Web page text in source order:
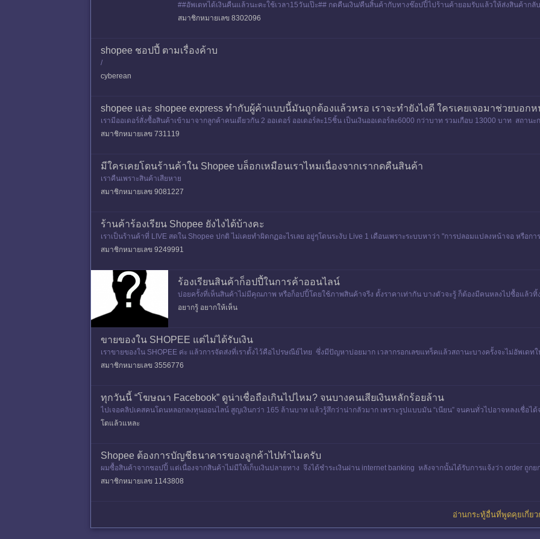
##อัพเดทได้เงินคืนแล้วนะคะใช้เวลา15วันเป๊ะ## กดคืนเงิน/คืนสิ้นค้ากับทางช๊อปปี้ไปร้านค้ายอมรับแล้วให้ส่งสินค้าก
อพิพาทว่ายังไม่ได้รับสินค้าคืน ใ
สมาชิกหมายเลข 8302096
shopee ชอปปี้ ตามเรื่องค้าบ
/
cyberean
shopee และ shopee express ทำกับผู้ค้าแบบนี้มันถูกต้องแล้วหรอ เราจะทำยังไงดี ใครเคยเจอมาช่วยบอก
เรามีออเดอร์สั่งซื้อสินค้าเข้ามาจากลูกค้าคนเดียวกัน 2 ออเดอร์ ออเดอร์ละ15ชิ้น เป็นเงินออเดอร์ละ6000 กว่าบาท รวมเกือบ 13000 บาท สถา
ดท้ายขอ
สมาชิกหมายเลข 731119
มีใครเคยโดนร้านค้าใน Shopee บล็อกเหมือนเราไหมเนื่องจากเรากดคืนสินค้า
เราคืนเพราะสินค้าเสียหาย
สมาชิกหมายเลข 9081227
ร้านค้าร้องเรียน Shopee ยังไงได้บ้างคะ
เราเป็นร้านค้าที่ LIVE สดใน Shopee ปกติ ไม่เคยทำผิดกฏอะไรเลย อยู่ๆโดนระงับ Live 1 เดือนเพราะระบบหาว่า "การปลอมแปลงหน้าจอ หรือ
กล้องวงจรปิด
สมาชิกหมายเลข 9249991
ร้องเรียนสินค้าก็อปปี้ในการค้าออนไลน์
บ่อยครั้งที่เห็นสินค้าไม่มีคุณภาพ หรือก็อปปี้โดยใช้ภาพสินค้าจรีง ตั้งราคาเท่ากัน บางตัวจะรู้ ก็ต้องมีคนหลงไปซื้อแล้ว
ระจำ พวก lazada shopee ก็จะเห็
อยากรู้ อยากให้เห็น
ขายของใน SHOPEE แต่ไม่ได้รับเงิน
เราขายของใน SHOPEE ค่ะ แล้วการจัดส่งที่เราตั้งไว้คือไปรษณีย์ไทย ซึ่งมีปัญหาบ่อยมาก เวลากรอกเลขแทร็คแล้วสถานะบางครั้งจะไม่อัพเด
านมาก็มี 1 ออเด
สมาชิกหมายเลข 3556776
ทุกวันนี้ “โฆษณา Facebook” ดูน่าเชื่อถือเกินไปไหม? จนบางคนเสียเงินหลักร้อยล้าน
ไปเจอคลิปเคสคนโดนหลอกลงทุนออนไลน์ สูญเงินกว่า 165 ล้านบาท แล้วรู้สึกว่าน่ากลัวมาก เพราะรูปแบบมัน “เนียน” จนคนทั่วไปอาจหลงเชื่อ
ok ที่ยิง
โตแล้วแหละ
Shopee ต้องการบัญชีธนาคารของลูกค้าไปทำไมครับ
ผมซื้อสินค้าจากชอปปี้ แต่เนื่องจากสินค้าไม่มีให้เก็บเงินปลายทาง จึงได้ชำระเงินผ่าน internet banking หลังจากนั้นได้รับการแจ้งว่า order ถูกย
สมาชิกหมายเลข 1143808
อ่านกระทู้อื่นที่พูดคุยเกี่ย